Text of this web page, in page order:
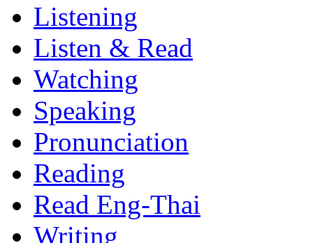
Listening
Listen & Read
Watching
Speaking
Pronunciation
Reading
Read Eng-Thai
Writing